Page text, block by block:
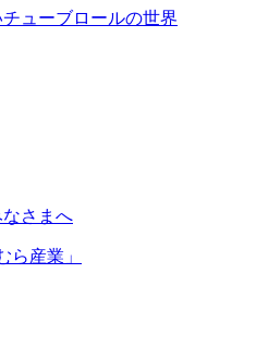
ューブロールの世界
さまへ
ら産業」